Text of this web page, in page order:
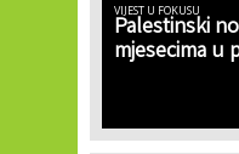
VIJEST U FOKUSU
Palestinski
mjesecima u